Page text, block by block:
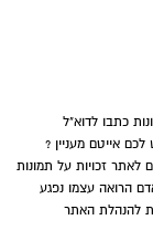
גברו
למען
לדעת.
כתבו לדוא"ל
למספר 0515301717 יש לכם אייטם מעניין ?
זכויות על תמונות
היוצרים כל אדם הרואה עצמו נפגע
להנהלת האתר